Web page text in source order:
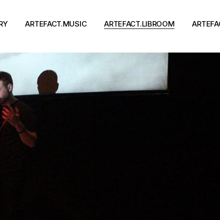
ARTEFACT.MUSIC
Виконавці
Альбоми
ARTEFACT.LIBROOM
Книги
Письменники